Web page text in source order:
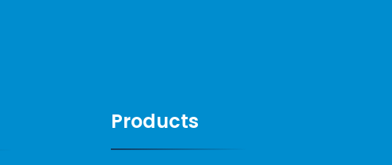
Products